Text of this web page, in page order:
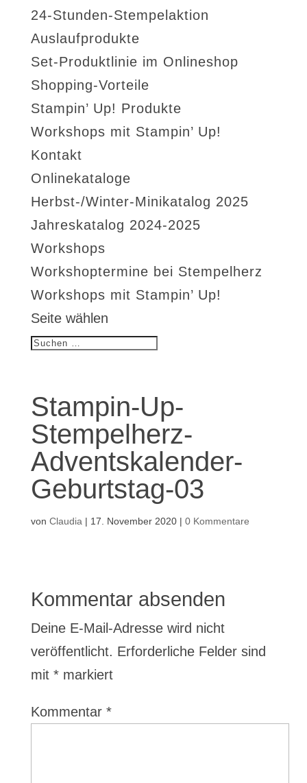
24-Stunden-Stempelaktion
Auslaufprodukte
Set-Produktlinie im Onlineshop
Shopping-Vorteile
Stampin’ Up! Produkte
Workshops mit Stampin’ Up!
Kontakt
Onlinekataloge
Herbst-/Winter-Minikatalog 2025
Jahreskatalog 2024-2025
Workshops
Workshoptermine bei Stempelherz
Workshops mit Stampin’ Up!
Seite wählen
Stampin-Up-
Stempelherz-
Adventskalender-
Geburtstag-03
von Claudia | 17. November 2020| 0 Kommentare
Kommentar absenden
Deine E-Mail-Adresse wird nicht
veröffentlicht. Erforderliche Felder sind
mit *markiert
Kommentar *